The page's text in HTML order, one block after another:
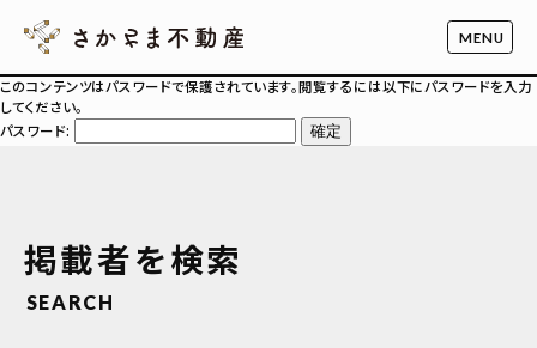
このコンテンツはパスワードで保護されています。閲覧するには以下にパスワードを入力
してください。
パスワード:
掲載者を検索
SEARCH